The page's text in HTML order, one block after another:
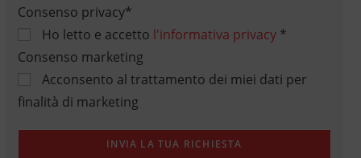
Consenso privacy*
Ho letto e accetto l'informativa privacy*
Consenso marketing
Acconsento al trattamento dei miei dati per
finalità di marketing